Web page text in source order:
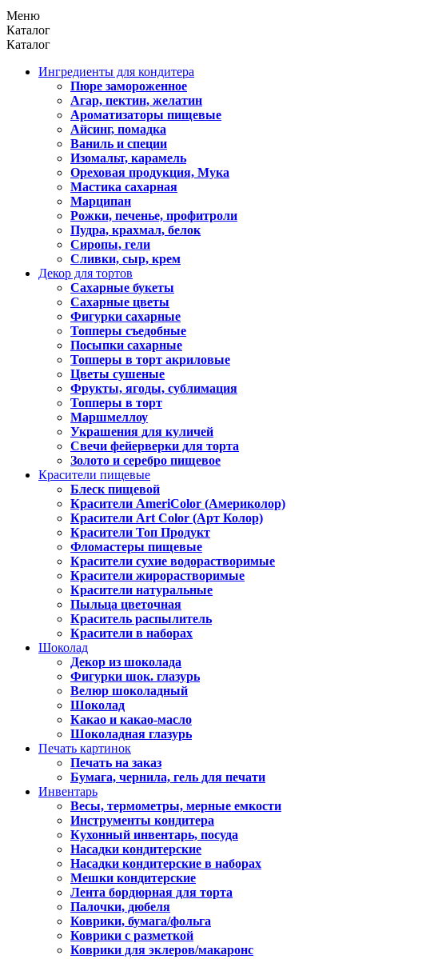
Меню
Каталог
Каталог
Ингредиенты для кондитера
Пюре замороженное
Агар, пектин, желатин
Ароматизаторы пищевые
Айсинг, помадка
Ваниль и специи
Изомальт, карамель
Ореховая продукция, Мука
Мастика сахарная
Марципан
Рожки, печенье, профитроли
Пудра, крахмал, белок
Сиропы, гели
Сливки, сыр, крем
Декор для тортов
Сахарные букеты
Сахарные цветы
Фигурки сахарные
Топперы съедобные
Посыпки сахарные
Топперы в торт акриловые
Цветы сушеные
Фрукты, ягоды, сублимация
Топперы в торт
Маршмеллоу
Украшения для куличей
Свечи фейерверки для торта
Золото и серебро пищевое
Красители пищевые
Блеск пищевой
Красители AmeriColor (Америколор)
Красители Art Color (Арт Колор)
Красители Топ Продукт
Фломастеры пищевые
Красители сухие водорастворимые
Красители жирорастворимые
Красители натуральные
Пыльца цветочная
Краситель распылитель
Красители в наборах
Шоколад
Декор из шоколада
Фигурки шок. глазурь
Велюр шоколадный
Шоколад
Какао и какао-масло
Шоколадная глазурь
Печать картинок
Печать на заказ
Бумага, чернила, гель для печати
Инвентарь
Весы, термометры, мерные емкости
Инструменты кондитера
Кухонный инвентарь, посуда
Насадки кондитерские
Насадки кондитерские в наборах
Мешки кондитерские
Лента бордюрная для торта
Палочки, дюбеля
Коврики, бумага/фольга
Коврики с разметкой
Коврики для эклеров/макаронс